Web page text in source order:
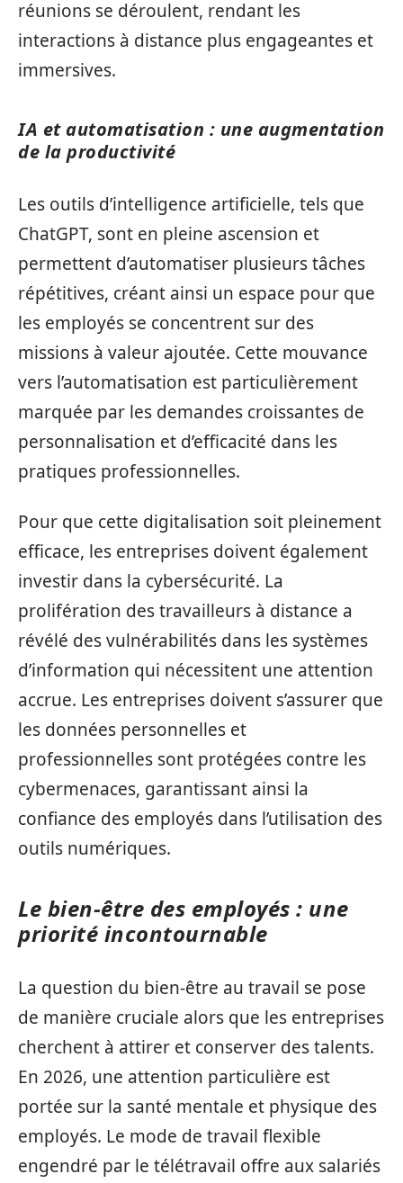
réunions se déroulent, rendant les
interactions à distance plus engageantes et
immersives.
IA et automatisation : une augmentation
de la productivité
Les outils d’intelligence artificielle, tels que
ChatGPT, sont en pleine ascension et
permettent d’automatiser plusieurs tâches
répétitives, créant ainsi un espace pour que
les employés se concentrent sur des
missions à valeur ajoutée. Cette mouvance
vers l’automatisation est particulièrement
marquée par les demandes croissantes de
personnalisation et d’efficacité dans les
pratiques professionnelles.
Pour que cette digitalisation soit pleinement
efficace, les entreprises doivent également
investir dans la cybersécurité. La
prolifération des travailleurs à distance a
révélé des vulnérabilités dans les systèmes
d’information qui nécessitent une attention
accrue. Les entreprises doivent s’assurer que
les données personnelles et
professionnelles sont protégées contre les
cybermenaces, garantissant ainsi la
confiance des employés dans l’utilisation des
outils numériques.
Le bien-être des employés : une
priorité incontournable
La question du bien-être au travail se pose
de manière cruciale alors que les entreprises
cherchent à attirer et conserver des talents.
En 2026, une attention particulière est
portée sur la santé mentale et physique des
employés. Le mode de travail flexible
engendré par le télétravail offre aux salariés